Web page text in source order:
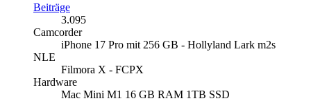
Beiträge
3.095
Camcorder
iPhone 17 Pro mit 256 GB - Hollyland Lark m2s
NLE
Filmora X - FCPX
Hardware
Mac Mini M1 16 GB RAM 1TB SSD